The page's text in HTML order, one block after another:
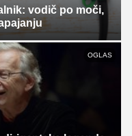
vodič po moči,
OGLAS